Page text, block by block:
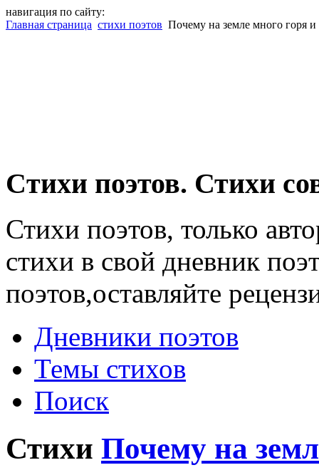
навигация по сайту:
Главная страница стихи поэтов Почему на земле много горя и
Cтихи поэтов. Стихи
Стихи поэтов, только
стихи в свой дневник
поэтов,оставляйте
Дневники поэтов
Темы стихов
Поиск
Стихи Почему на